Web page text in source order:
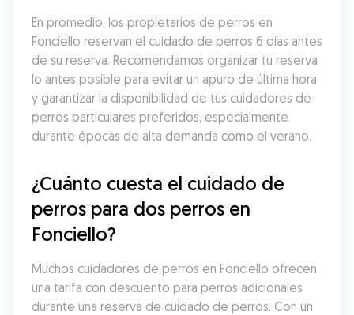
En promedio, los propietarios de perros en
Fonciello reservan el cuidado de perros 6 días antes
de su reserva. Recomendamos organizar tu reserva
lo antes posible para evitar un apuro de última hora
y garantizar la disponibilidad de tus cuidadores de
perros particulares preferidos, especialmente
durante épocas de alta demanda como el verano.
¿Cuánto cuesta el cuidado de
perros para dos perros en
Fonciello?
Muchos cuidadores de perros en Fonciello ofrecen
una tarifa con descuento para perros adicionales
durante una reserva de cuidado de perros. Con un